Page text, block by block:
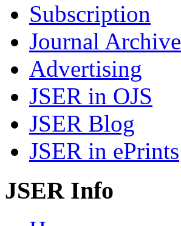
Subscription
Journal Archive
Advertising
JSER in OJS
JSER Blog
JSER in ePrints
JSER Info